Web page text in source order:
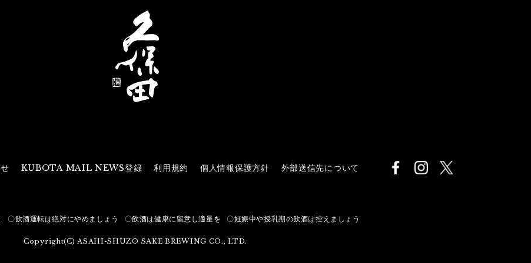
KUBOTA MAIL NEWS登録 利用規約 個人情報保護方針 外部送信先について
〇飲酒運転は絶対にやめましょう 〇飲酒は健康に留意し適量を 〇妊娠中や授乳期の飲酒は控えましょう
Copyright(C) ASAHI-SHUZO SAKE BREWING CO., LTD.